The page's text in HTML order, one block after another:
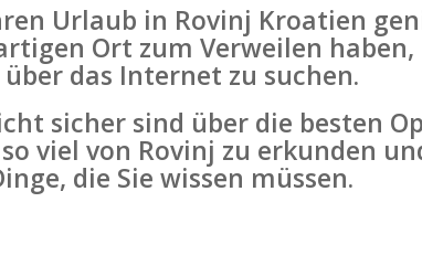
Urlaub in Rovinj Kroatien
Ort zum Verweilen
das Internet zu suchen.
sicher sind über die besten
viel von Rovinj zu erkunden
die Sie wissen müssen.